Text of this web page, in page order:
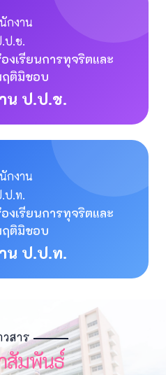
งเรียนการทุจริตและ
ติมิชอบ
น ป.ป.ช.
งเรียนการทุจริตและ
ติมิชอบ
น ป.ป.ท.
วสาร
สัมพันธ์